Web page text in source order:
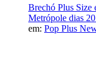
Brechó Plus Size
Metrópole dias
em: Pop Plus